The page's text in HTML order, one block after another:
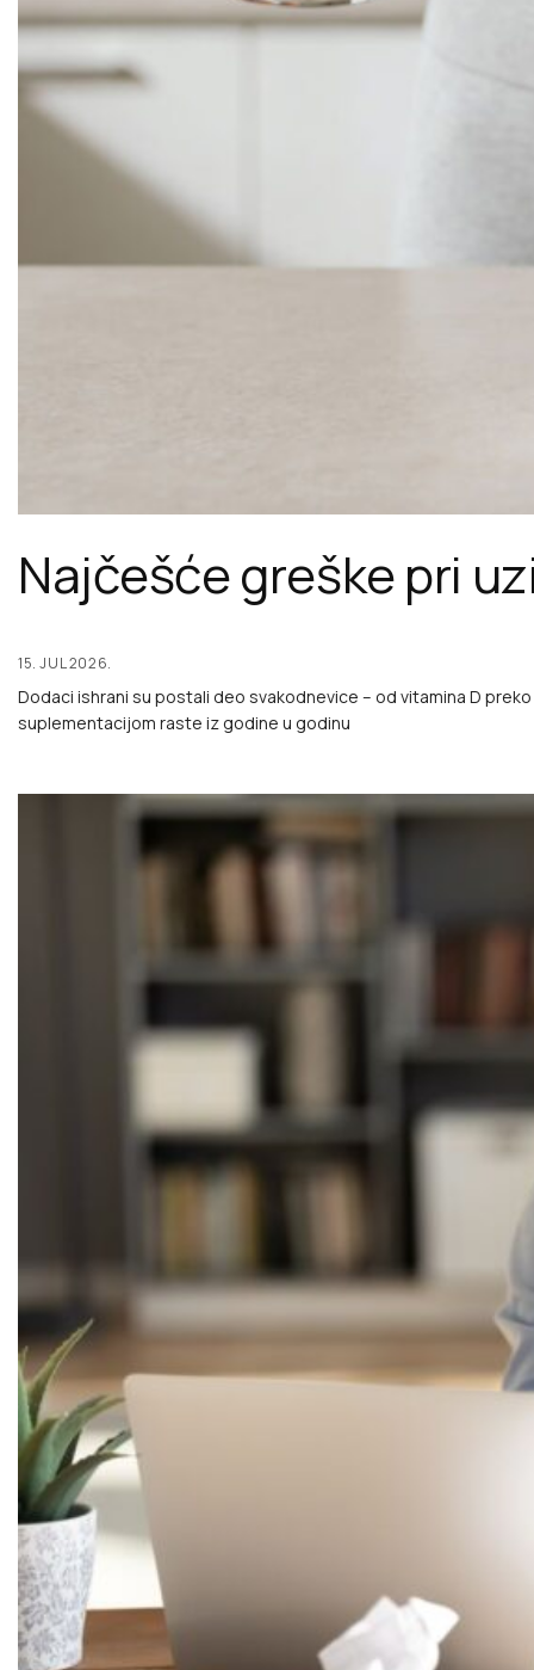
Najčešće greške pri
15. JUL 2026.
Dodaci ishrani su postali deo svakodnevice – od vitamina D
suplementacijom raste iz godine u godinu